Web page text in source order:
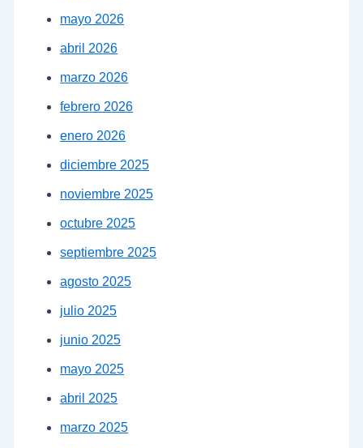
mayo 2026
abril 2026
marzo 2026
febrero 2026
enero 2026
diciembre 2025
noviembre 2025
octubre 2025
septiembre 2025
agosto 2025
julio 2025
junio 2025
mayo 2025
abril 2025
marzo 2025